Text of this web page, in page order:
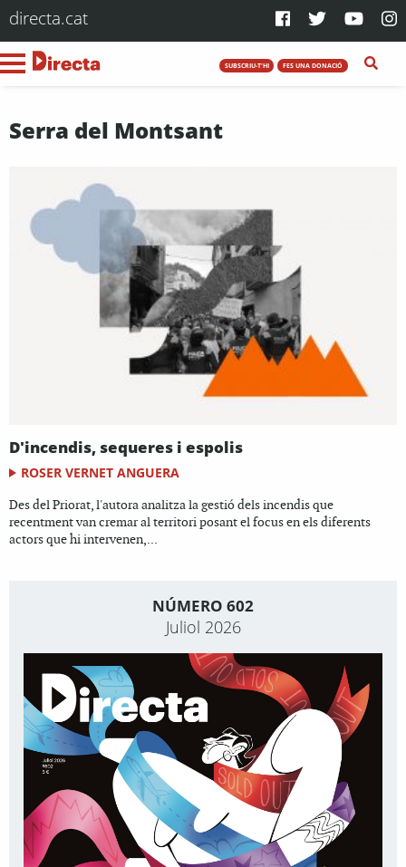
directa.cat
SUBSCRIU-T'HI FES UNA DONACIÓ
Serra del Montsant
D'incendis, sequeres i espolis
ROSER VERNET ANGUERA
Des del Priorat, l'autora analitza la gestió dels incendis que
recentment van cremar al territori posant el focus en els diferents
actors que hi intervenen,...
NÚMERO 602
Juliol 2026